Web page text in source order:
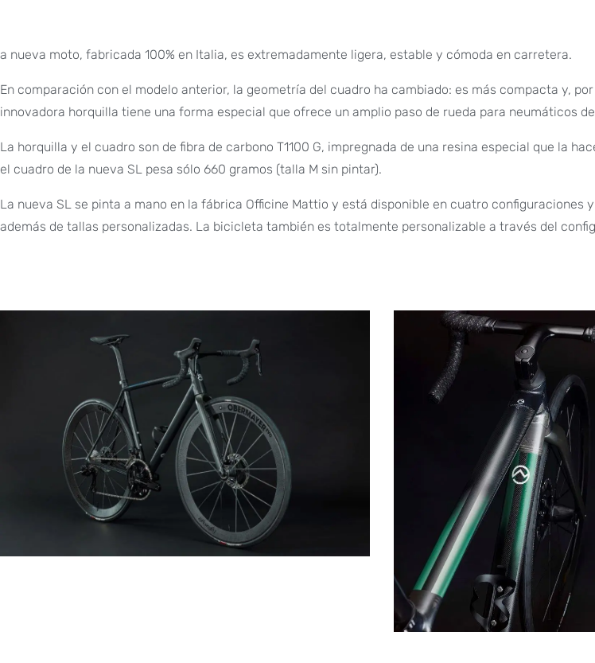
a nueva moto, fabricada 100% en Italia, es extremadamente ligera, estable y cómoda en carretera.
En comparación con el modelo anterior, la geometría del cuadro ha cambiado: es más compacta y,
innovadora horquilla tiene una forma especial que ofrece un amplio paso de rueda para neumáticos
La horquilla y el cuadro son de fibra de carbono T1100 G, impregnada de una resina especial que la
el cuadro de la nueva SL pesa sólo 660 gramos (talla M sin pintar).
La nueva SL se pinta a mano en la fábrica Officine Mattio y está disponible en cuatro configuraciones
además de tallas personalizadas. La bicicleta también es totalmente personalizable a través del